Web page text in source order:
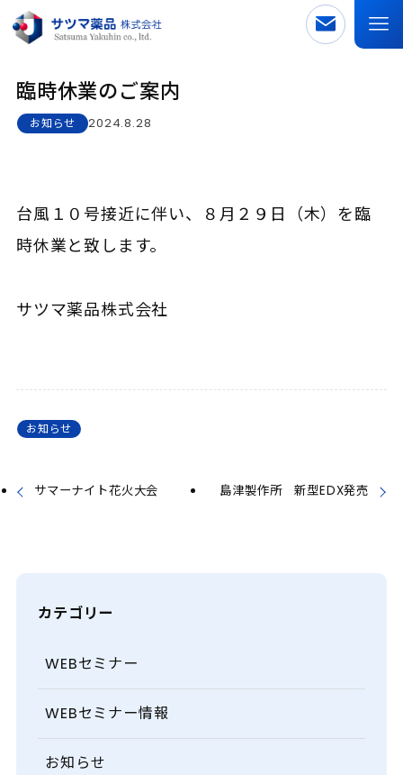
臨時休業のご案内
お知らせ 2024.8.28
台風１０号接近に伴い、８月２９日（木）を臨
時休業と致します。
サツマ薬品株式会社
お知らせ
サマーナイト花火大会 島津製作所 新型EDX発売
カテゴリー
WEBセミナー
WEBセミナー情報
お知らせ